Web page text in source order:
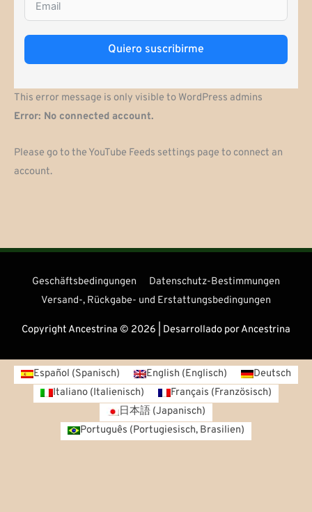
Quiero suscribirme
This error message is only visible to WordPress admins
Error: No connected account.
Please go to the YouTube Feeds settings page to connect an
account.
Geschäftsbedingungen
Datenschutz-Bestimmungen
Versand-, Rückgabe- und Erstattungsbedingungen
Copyright Ancestrina © 2026 | Desarrollado por Ancestrina
Español (Spanisch) English (Englisch)
Deutsch
Italiano (Italienisch) Français (Französisch)
日本語 (Japanisch)
Português (Portugiesisch, Brasilien)